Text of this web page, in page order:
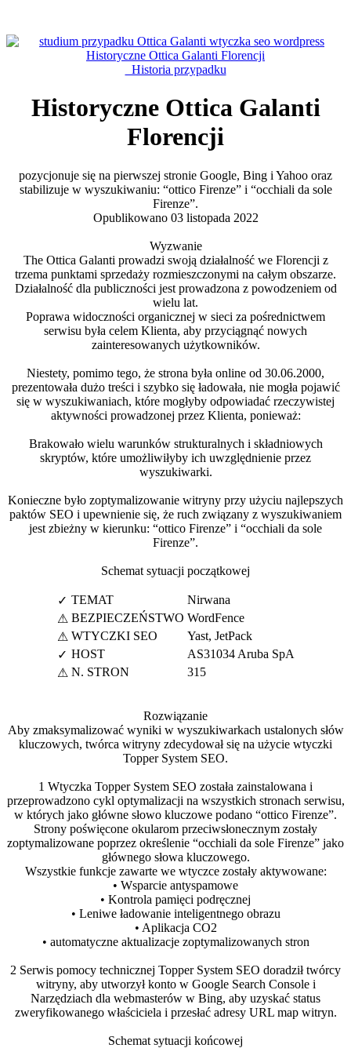
Historia przypadku
Historyczne Ottica Galanti
Florencji
pozycjonuje się na pierwszej stronie Google, Bing i Yahoo oraz
stabilizuje w wyszukiwaniu: “ottico Firenze” i “occhiali da sole
Firenze”.
Opublikowano 03 listopada 2022
Wyzwanie
The Ottica Galanti prowadzi swoją działalność we Florencji z
trzema punktami sprzedaży rozmieszczonymi na całym obszarze.
Działalność dla publiczności jest prowadzona z powodzeniem od
wielu lat.
Poprawa widoczności organicznej w sieci za pośrednictwem
serwisu była celem Klienta, aby przyciągnąć nowych
zainteresowanych użytkowników.
Niestety, pomimo tego, że strona była online od 30.06.2000,
prezentowała dużo treści i szybko się ładowała, nie mogła pojawić
się w wyszukiwaniach, które mogłyby odpowiadać rzeczywistej
aktywności prowadzonej przez Klienta, ponieważ:
Brakowało wielu warunków strukturalnych i składniowych
skryptów, które umożliwiłyby ich uwzględnienie przez
wyszukiwarki.
Konieczne było zoptymalizowanie witryny przy użyciu najlepszych
paktów SEO i upewnienie się, że ruch związany z wyszukiwaniem
jest zbieżny w kierunku: “ottico Firenze” i “occhiali da sole
Firenze”.
Schemat sytuacji początkowej
✓ TEMAT
Nirwana
⚠ BEZPIECZEŃSTWO WordFence
⚠ WTYCZKI SEO
Yast, JetPack
✓ HOST
AS31034 Aruba SpA
⚠ N. STRON 315
Rozwiązanie
Aby zmaksymalizować wyniki w wyszukiwarkach ustalonych słów
kluczowych, twórca witryny zdecydował się na użycie wtyczki
Topper System SEO.
1 Wtyczka Topper System SEO została zainstalowana i
przeprowadzono cykl optymalizacji na wszystkich stronach serwisu,
w których jako główne słowo kluczowe podano “ottico Firenze”.
Strony poświęcone okularom przeciwsłonecznym zostały
zoptymalizowane poprzez określenie “occhiali da sole Firenze” jako
głównego słowa kluczowego.
Wszystkie funkcje zawarte we wtyczce zostały aktywowane:
• Wsparcie antyspamowe
• Kontrola pamięci podręcznej
• Leniwe ładowanie inteligentnego obrazu
• Aplikacja CO2
• automatyczne aktualizacje zoptymalizowanych stron
2 Serwis pomocy technicznej Topper System SEO doradził twórcy
witryny, aby utworzył konto w Google Search Console i
Narzędziach dla webmasterów w Bing, aby uzyskać status
zweryfikowanego właściciela i przesłać adresy URL map witryn.
Schemat sytuacji końcowej